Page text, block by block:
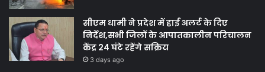
सीएम धामी ने प्रदेश में हाई अलर्ट के दिए
निर्देश,सभी जिलों के आपातकालीन परिचालन
केंद्र 24 घंटे रहेंगे सक्रिय
3 days ago